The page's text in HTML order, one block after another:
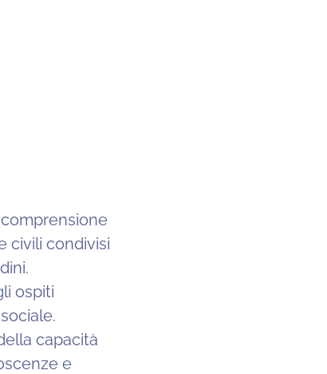
civili condivisi
ospiti
capacità
e